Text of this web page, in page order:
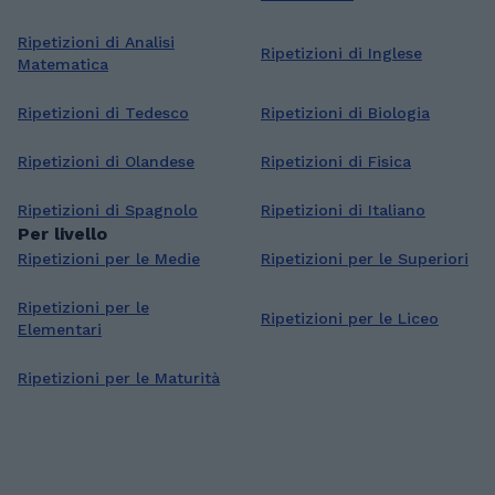
Ripetizioni di Analisi
Matematica
Ripetizioni di Inglese
Ripetizioni di Tedesco Ripetizioni di Biologia
Ripetizioni di Olandese Ripetizioni di Fisica
Ripetizioni di Spagnolo Ripetizioni di Italiano
Per livello
Ripetizioni per le Medie Ripetizioni per le Superiori
Ripetizioni per le
Elementari
Ripetizioni per le Liceo
Ripetizioni per le Maturità